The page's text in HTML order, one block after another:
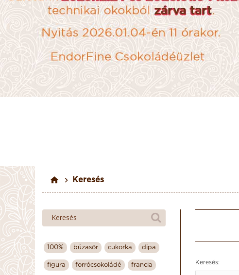
Keresés
100% búzasör cukorka dipa
figura forrócsokoládé francia Keresés: